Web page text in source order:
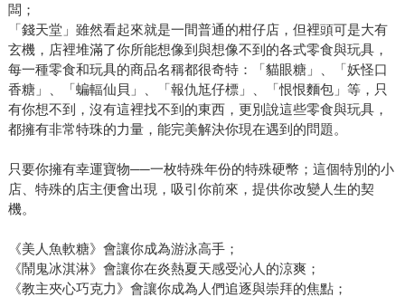
闆；
「錢天堂」雖然看起來就是一間普通的柑仔店，但裡頭可是大有
玄機，店裡堆滿了你所能想像到與想像不到的各式零食與玩具，
每一種零食和玩具的商品名稱都很奇特：「貓眼糖」、「妖怪口
香糖」、「蝙輻仙貝」、「報仇尪仔標」、「恨恨麵包」等，只
有你想不到，沒有這裡找不到的東西，更別說這些零食與玩具，
都擁有非常特珠的力量，能完美解決你現在遇到的問題。
只要你擁有幸運寶物──一枚特殊年份的特殊硬幣；這個特別的小
店、特殊的店主便會出現，吸引你前來，提供你改變人生的契
機。
《美人魚軟糖》會讓你成為游泳高手；
《鬧鬼冰淇淋》會讓你在炎熱夏天感受沁人的涼爽；
《教主夾心巧克力》會讓你成為人們追逐與崇拜的焦點；